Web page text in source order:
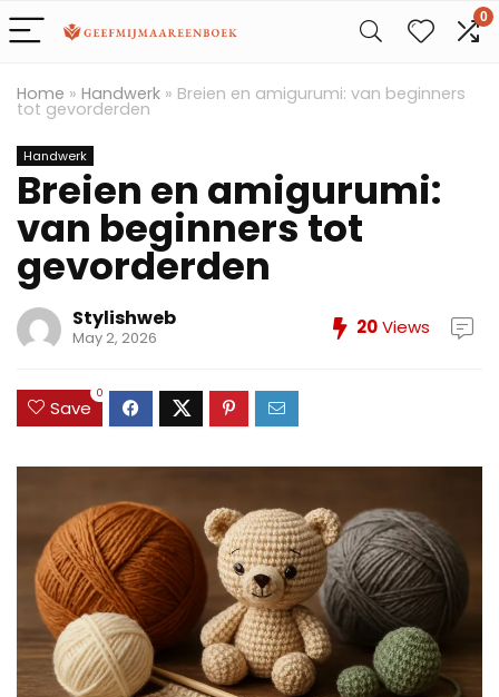
0
Home » Handwerk » Breien en amigurumi: van beginners
tot gevorderden
Handwerk
Breien en amigurumi:
van beginners tot
gevorderden
Stylishweb
May 2, 2026 20Views
Save
0